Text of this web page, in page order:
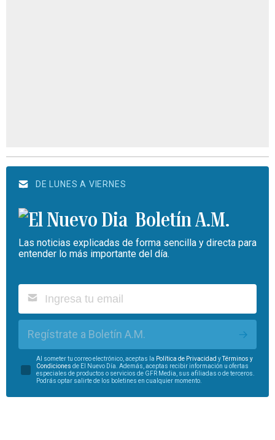
DE LUNES A VIERNES
Boletín A.M.
Las noticias explicadas de forma sencilla y directa para
entender lo más importante del día.
Regístrate a Boletín A.M.
Al someter tu correo electrónico, aceptas la Política de Privacidad yTérminos y
Condiciones de El Nuevo Día. Además, aceptas recibir información u ofertas
especiales de productos o servicios de GFR Media, sus afiliadas o de terceros.
Podrás optar salirte de los boletines en cualquier momento.